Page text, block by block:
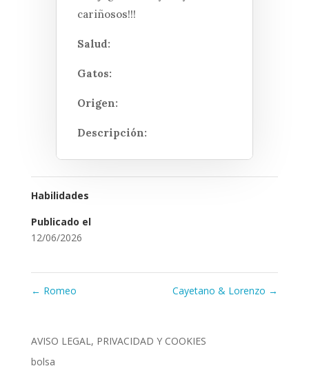
cariñosos!!!
Salud:
Gatos:
Origen:
Descripción:
Habilidades
Publicado el
12/06/2026
← Romeo Cayetano & Lorenzo →
AVISO LEGAL, PRIVACIDAD Y COOKIES
bolsa